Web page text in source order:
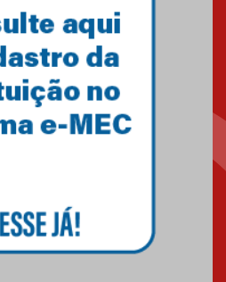
culto do ano ressalta o